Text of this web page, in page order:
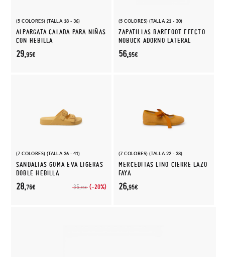
(5 COLORES) (TALLA 18 - 36)
ALPARGATA CALADA PARA NIÑAS
CON HEBILLA
29,95€
(5 COLORES) (TALLA 21 - 30)
ZAPATILLAS BAREFOOT EFECTO
NOBUCK ADORNO LATERAL
56,95€
(7 COLORES) (TALLA 36 - 41)
SANDALIAS GOMA EVA LIGERAS
DOBLE HEBILLA
35,95€ (-20%)
28,76€
(7 COLORES) (TALLA 22 - 38)
MERCEDITAS LINO CIERRE LAZO
FAYA
26,95€